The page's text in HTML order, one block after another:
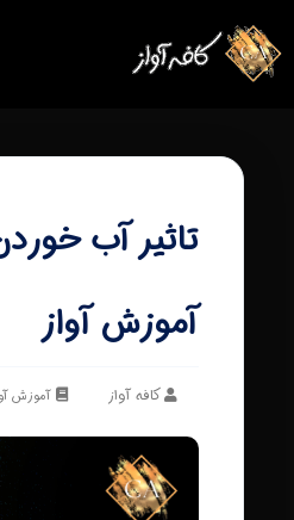
تاثیر آب
آموزش آواز
کافه آواز آموزش